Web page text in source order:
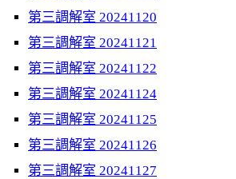
第三調解室 20241120
第三調解室 20241121
第三調解室 20241122
第三調解室 20241124
第三調解室 20241125
第三調解室 20241126
第三調解室 20241127